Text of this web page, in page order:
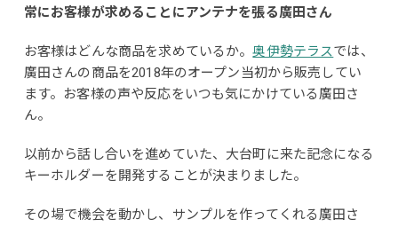
常にお客様が求めることにアンテナを張る廣田さん
お客様はどんな商品を求めているか。奥伊勢テラスでは、
廣田さんの商品を2018年のオープン当初から販売してい
ます。お客様の声や反応をいつも気にかけている廣田さ
ん。
以前から話し合いを進めていた、大台町に来た記念になる
キーホルダーを開発することが決まりました。
その場で機会を動かし、サンプルを作ってくれる廣田さ